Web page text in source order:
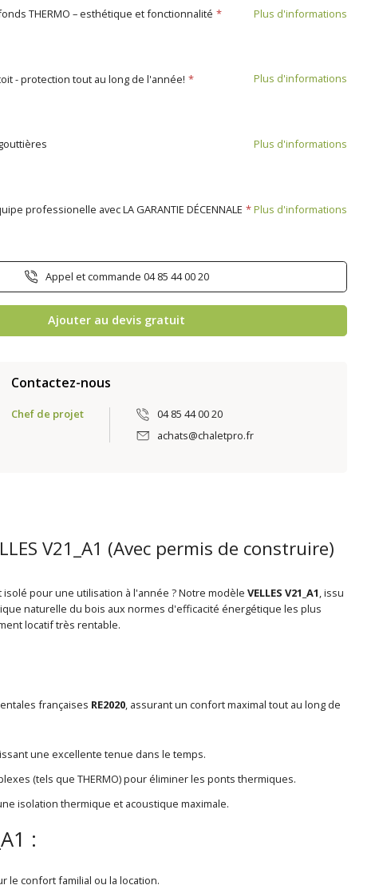
THERMO – esthétique et fonctionnalité Plus d'informations
- protection tout au long de l'année! Plus d'informations
Plus d'informations
professionelle avec LA GARANTIE DÉCENNALE Plus d'informations
Appel et commande 04 85 44 00 20
Ajouter au devis gratuit
Contactez-nous
Chef de projet
04 85 44 00 20
achats@chaletpro.fr
V21_A1 (Avec permis de construire)
pour une utilisation à l'année ? Notre modèle VELLES V21_A1 , issu
naturelle du bois aux normes d'efficacité énergétique les plus
locatif très rentable.
françaises RE2020, assurant un confort maximal tout au long de
une excellente tenue dans le temps.
(tels que THERMO) pour éliminer les ponts thermiques.
isolation thermique et acoustique maximale.
:
le confort familial ou la location.